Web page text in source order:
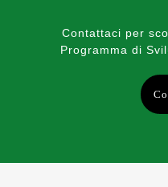
Contattaci per
Programma di